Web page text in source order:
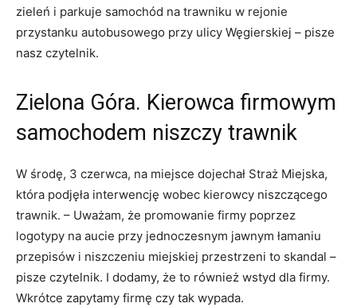
zieleń i parkuje samochód na trawniku w rejonie
przystanku autobusowego przy ulicy Węgierskiej – pisze
nasz czytelnik.
Zielona Góra. Kierowca firmowym
samochodem niszczy trawnik
W środę, 3 czerwca, na miejsce dojechał Straż Miejska,
która podjęła interwencję wobec kierowcy niszczącego
trawnik. – Uważam, że promowanie firmy poprzez
logotypy na aucie przy jednoczesnym jawnym łamaniu
przepisów i niszczeniu miejskiej przestrzeni to skandal –
pisze czytelnik. I dodamy, że to również wstyd dla firmy.
Wkrótce zapytamy firmę czy tak wypada.